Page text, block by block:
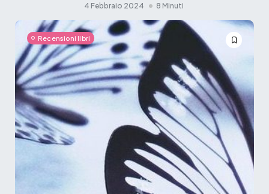
4 Febbraio 2024 8 Minuti
Recensioni libri